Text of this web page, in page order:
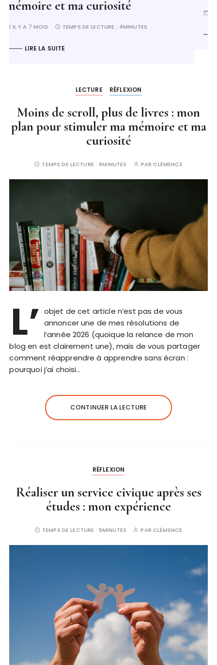
LECTURE RÉFLEXION
Moins de scroll, plus de livres : mon
plan pour stimuler ma mémoire et ma
curiosité
TEMPS DE LECTURE : 4MINUTES PAR CLÉMENCE
L’ objet de cet article n’est pas de vous
annoncer une de mes résolutions de
l’année 2026 (quoique la relance de mon
blog en est clairement une), mais de vous partager
comment réapprendre à apprendre sans écran :
pourquoi j’ai choisi…
CONTINUER LA LECTURE
RÉFLEXION
Réaliser un service civique après ses
études : mon expérience
TEMPS DE LECTURE : 5MINUTES PAR CLÉMENCE